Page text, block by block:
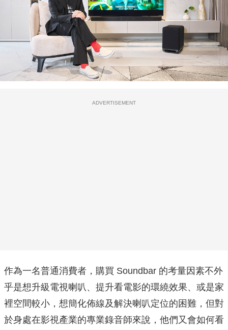
ADVERTISEMENT
作為一名普通消費者，購買 Soundbar 的考量因素不外
乎是想升級電視喇叭、提升看電影的環繞效果、或是家
裡空間較小，想簡化佈線及解決喇叭定位的困難，但對
於身處在影視產業的專業錄音師來說，他們又會如何看